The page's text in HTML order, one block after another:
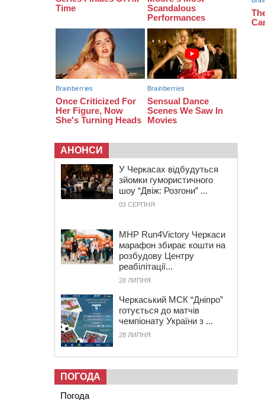
19:30
Проєкт просторового розвитку
Корсунь-Шевченківської громади
рекомендували до погодження
18:45 У Звенигородці влада заборонила
проводити масові заходи
18:07 Боксерка з Черкащини готується
до чемпіонату Європи серед
молоді
АНОНСИ
У Черкасах відбудуться
зйомки гумористичного
шоу “Двіж: Розгони” ...
03 СЕРПНЯ
MHP Run4Victory Черкаси
марафон збирає кошти на
розбудову Центру
реабілітації...
28 ЛИПНЯ
Черкаський МСК “Дніпро”
готується до матчів
чемпіонату України з ...
28 ЛИПНЯ
ПОГОДА
Погода